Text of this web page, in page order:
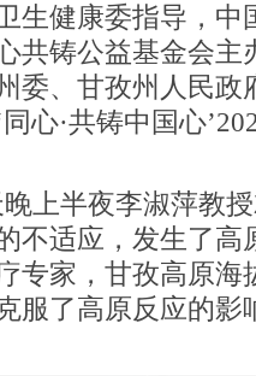
生健康委指导，中
共铸公益基金会主
委、甘孜州人民政
心·共铸中国心
上半夜李淑萍教
不适应，发生了高
专家，甘孜高原海
服了高原反应的影